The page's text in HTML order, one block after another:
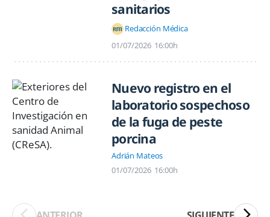
sanitarios
Redacción Médica
01/07/2026 16:00h
Nuevo registro en el
laboratorio sospechoso
de la fuga de peste
porcina
Adrián Mateos
01/07/2026 16:00h